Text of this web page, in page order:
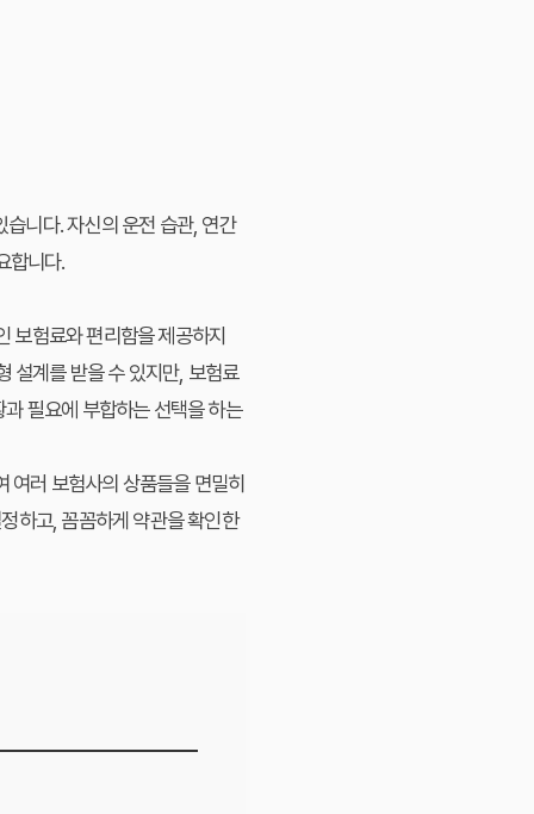
니다. 자신의 운전 습관, 연간
합니다.
보험료와 편리함을 제공하지
설계를 받을 수 있지만, 보험료
필요에 부합하는 선택을 하는
여러 보험사의 상품들을 면밀히
하고, 꼼꼼하게 약관을 확인한